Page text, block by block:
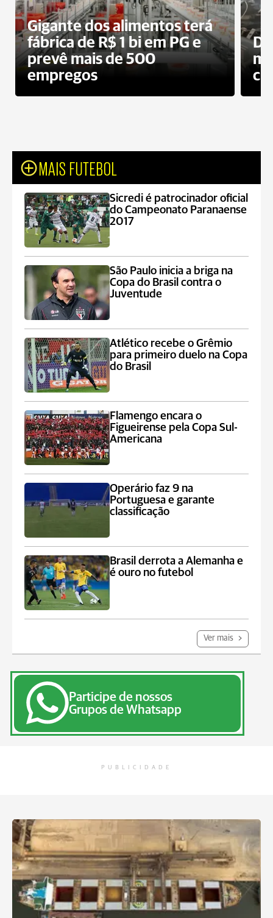
Gigante dos alimentos terá
fábrica de R$ 1 bi em PG e
prevê mais de 500
empregos
MAIS FUTEBOL
Sicredi é patrocinador oficial
do Campeonato Paranaense
2017
São Paulo inicia a briga na
Copa do Brasil contra o
Juventude
Atlético recebe o Grêmio
para primeiro duelo na Copa
do Brasil
Flamengo encara o
Figueirense pela Copa Sul-
Americana
Operário faz 9 na
Portuguesa e garante
classificação
Brasil derrota a Alemanha e
é ouro no futebol
Ver mais
Participe de nossos
Grupos de Whatsapp
PUBLICIDADE